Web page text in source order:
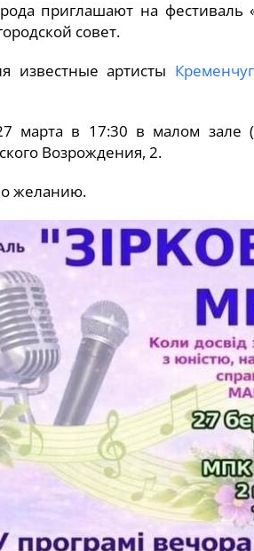
приглашают на
совет.
известные артисты
марта в 17:30 в малом зале
Возрождения, 2.
желанию.